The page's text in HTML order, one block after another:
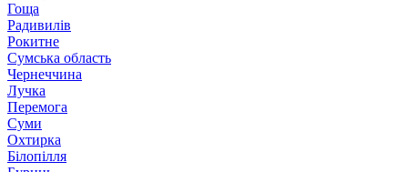
Гоща
Радивилів
Рокитне
Сумська область
Чернеччина
Лучка
Перемога
Суми
Охтирка
Білопілля